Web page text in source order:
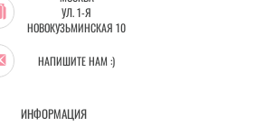
УЛ. 1-Я
НОВОКУЗЬМИНСКАЯ 10
НАПИШИТЕ НАМ :)
ИНФОРМАЦИЯ